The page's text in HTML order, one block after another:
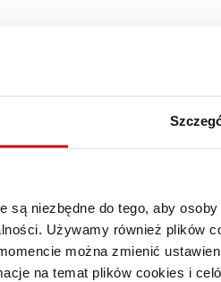
są niezbędne do tego, aby
Używamy również plików
można zmienić
na temat plików cookies i
sprzedaży pokazują, że właśnie
najchętniej spędzają czas w
pokolenie.
tylko dla